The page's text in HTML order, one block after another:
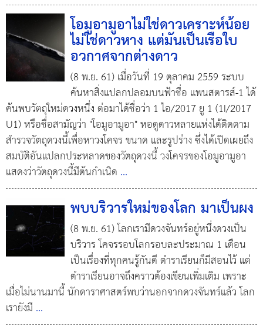
โอมูอามูอาไม่ใช่ดาวเคราะห์น้อย
ไม่ใช่ดาวหาง แต่มันเป็นเรือใบ
อวกาศจากต่างดาว
(8 พ.ย. 61) เมื่อวันที่ 19 ตุลาคม 2559 ระบบ
ค้นหาสิ่งแปลกปลอมบนฟ้าชื่อ แพนสตารส์-1 ได้
ค้นพบวัตถุใหม่ดวงหนึ่ง ต่อมาได้ชื่อว่า 1 ไอ/2017 ยู 1 (1I/2017
U1) หรือชื่อสามัญว่า "โอมูอามูอา" หอดูดาวหลายแห่งได้ติดตาม
สำรวจวัตถุดวงนี้เพื่อหาวงโคจร ขนาด และรูปร่าง ซึ่งได้เปิดเผยถึง
สมบัติอันแปลกประหลาดของวัตถุดวงนี้ วงโคจรของโอมูอามูอา
แสดงว่าวัตถุดวงนี้มีต้นกำเนิด ...
พบบริวารใหม่ของโลก มาเป็นผง
(8 พ.ย. 61) โลกเรามีดวงจันทร์อยู่หนึ่งดวงเป็น
บริวาร โคจรรอบโลกรอบละประมาณ 1 เดือน
เป็นเรื่องที่ทุกคนรู้กันดี ตำราเรียนก็มีสอนไว้ แต่
ตำราเรียนอาจถึงคราวต้องเขียนเพิ่มเติม เพราะ
เมื่อไม่นานมานี้ นักดาราศาสตร์พบว่านอกจากดวงจันทร์แล้ว โลก
เรายังมี ...